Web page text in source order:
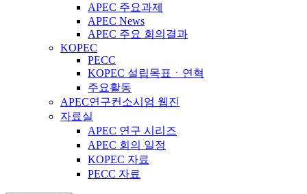
APEC 주요과제
APEC News
APEC 주요 회의결과
KOPEC
PECC
KOPEC 설립목표ㆍ연혁
주요활동
APEC연구컨소시엄 웹진
자료실
APEC 연구 시리즈
APEC 회의 일정
KOPEC 자료
PECC 자료